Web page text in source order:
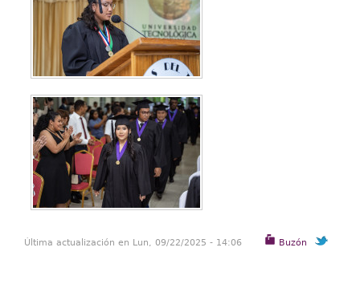
Buzón
Última actualización en Lun, 09/22/2025 - 14:06